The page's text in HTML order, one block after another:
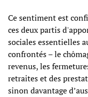
Ce sentiment est
ces deux partis
sociales essentielles
confrontés – le
revenus, les
retraites et des
sinon davantage